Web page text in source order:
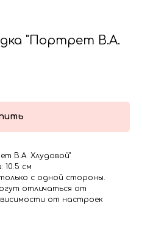
"Портрет В.А.
В.А. Хлудовой"
10.5 см
с одной стороны.
отличаться от
от настроек